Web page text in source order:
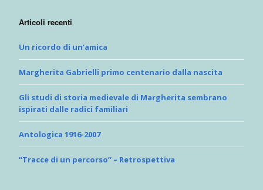
Articoli recenti
Un ricordo di un’amica
Margherita Gabrielli primo centenario dalla nascita
Gli studi di storia medievale di Margherita sembrano
ispirati dalle radici familiari
Antologica 1916-2007
“Tracce di un percorso” – Retrospettiva